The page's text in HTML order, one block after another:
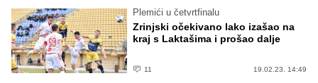
Plemići u četvrtfinalu
Zrinjski očekivano lako izašao na
kraj s Laktašima i prošao dalje
11 19.02.23. 14:49